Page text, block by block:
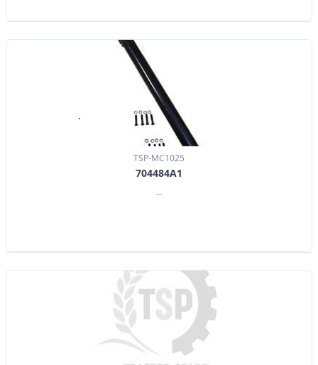
TSP-MC1025
704484A1
--